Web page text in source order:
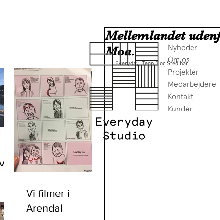
Vi filmer i
Arendal
Mellemlandet
Moa.
Everyday, Tegn 3 og Sted har
Nyheder
Om os
Projekter
Medarbejdere
Kontakt
Kunder